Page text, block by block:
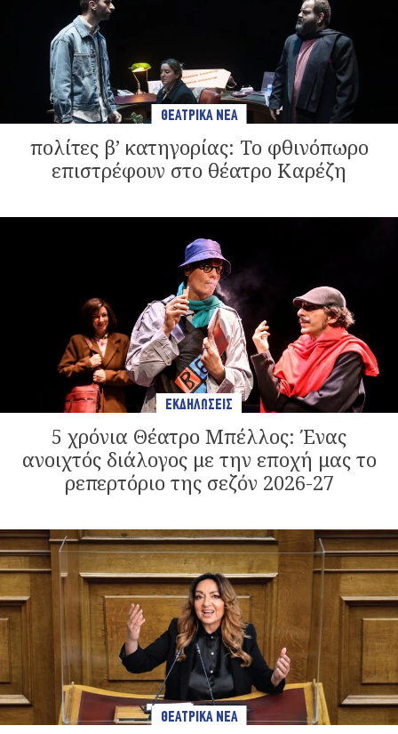
ΘΕΑΤΡΙΚΑ ΝΕΑ
πολίτες β’ κατηγορίας: Το φθινόπωρο
επιστρέφουν στο θέατρο Καρέζη
ΕΚΔΗΛΩΣΕΙΣ
5 χρόνια Θέατρο Μπέλλος: Ένας
ανοιχτός διάλογος με την εποχή μας το
ρεπερτόριο της σεζόν 2026-27
ΘΕΑΤΡΙΚΑ ΝΕΑ